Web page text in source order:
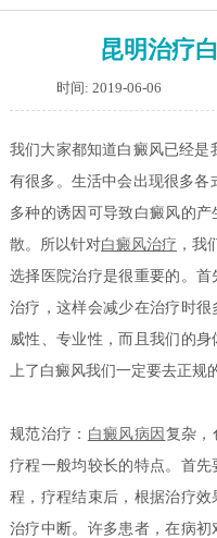
昆明治疗
时间: 2019-06-06
我们大家都知道白癜风已经
有很多。生活中会出现很多
多种的诱因可导致白癜风的
散。所以针对白癜风治疗 ，我
选择医院治疗是很重要的。
治疗，这样会减少在治疗时
威性、专业性，而且我们的
上了白癜风我们一定要去正规
规范治疗： 白癜风病因 复杂，
疗程一般均较长的特点。首
程，疗程结束后，根据治疗
治疗中断。许多患者，在病